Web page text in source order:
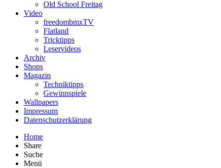
Old School Freitag
Video
freedombmxTV
Flatland
Tricktipps
Leservideos
Archiv
Shops
Magazin
Techniktipps
Gewinnspiele
Wallpapers
Impressum
Datenschutzerklärung
Home
Share
Suche
Menü